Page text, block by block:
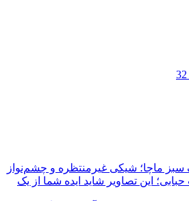
سبز ماچا؛ شیکی غیرمنتظره و چشم‌نواز
این تصاویر شاید ایده شما از یک